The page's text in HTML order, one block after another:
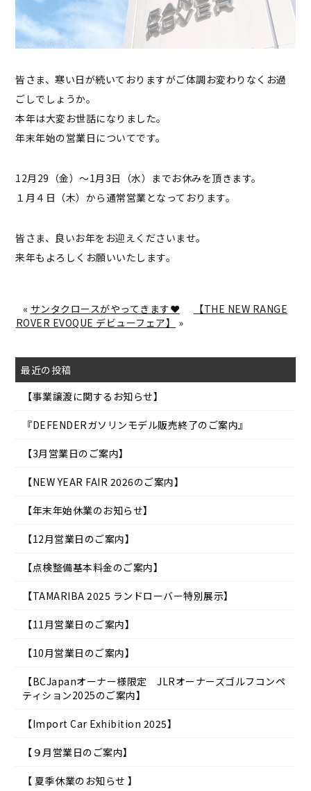
皆さま、寒い日が続いておりますがご体調お変わりなくお過
ごしでしょうか。
本年は大変お世話になりました。
年末年始の営業日についてです。
12月29（金）～1月3日（水）までお休みを頂きます。
１月４日（木）から通常営業となっております。
皆さま、良いお年をお迎えくださいませ。
来年もよろしくお願いいたします。
« サンタクロースがやってきます❤
【THE NEW RANGE
ROVER EVOQUE デビューフェア】
»
最近の投稿
【事業譲渡に関するお知らせ】
『DEFENDERガソリンモデル販売終了のご案内』
【3月営業日のご案内】
【NEW YEAR FAIR 2026のご案内】
【年末年始休業のお知らせ】
【12月営業日のご案内】
【点検整備基本料金のご案内】
【TAMARIBA 2025 ランドローバー特別展示】
【11月営業日のご案内】
【10月営業日のご案内】
【BCJapanオーナー様限定 JLRオーナーズゴルフコンペ
ティション2025のご案内】
【Import Car Exhibition 2025】
【９月営業日のご案内】
【 夏季休業のお知らせ 】